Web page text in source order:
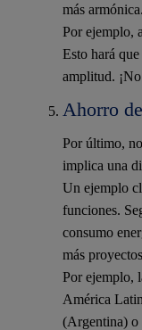
más armónica.
Por ejemplo,
Esto hará
amplitud.
Ahorro
Por último,
implica una
Un ejemplo
funciones.
consumo
más
Por ejemplo,
América
(Argentina) o